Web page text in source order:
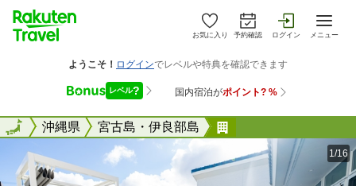
お気に入り 予約確認 ログイン メニュー
全国沖縄県 宮古島・伊良部島
全国
1/16